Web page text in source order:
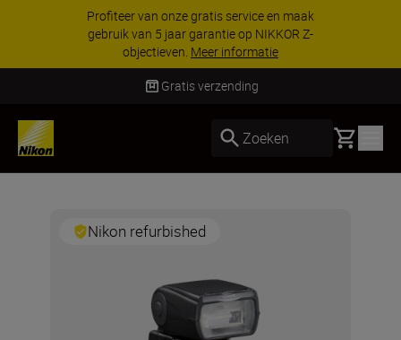
Profiteer van onze gratis service en maak
gebruik van 5 jaar garantie op NIKKOR Z-
objectieven. Meer informatie
Gratis verzending
Zoeken Basket
Nikon refurbished